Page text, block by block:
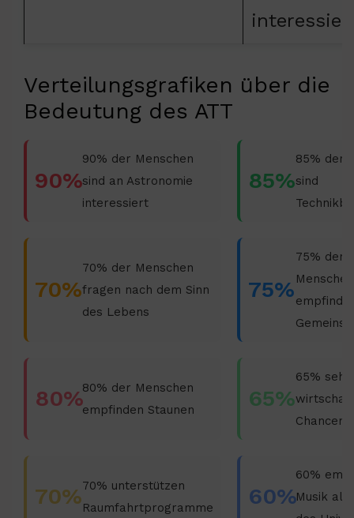
Verteilungsgrafiken über die
Bedeutung des ATT
90%
90% der Menschen
sind an Astronomie
interessiert
85%
85% der
sind
70%
70% der Menschen
fragen nach dem Sinn
des Lebens
75%
75% der
Menschen
80%80% der Menschen
empfinden Staunen
65%
65%
Chancen
70%70% unterstützen
Raumfahrtprogramme
60%
60%
Musik als